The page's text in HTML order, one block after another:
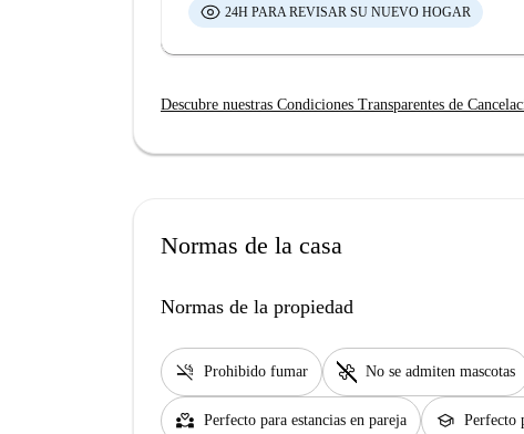
24H PARA REVISAR SU NUEVO HOGAR
Descubre nuestras Condiciones Transparentes de
Normas de la casa
Normas de la propiedad
smoke_free Prohibido fumar pet_supplies No se admiten mascotas
partner_heart Perfecto para estancias en pareja school Perfecto